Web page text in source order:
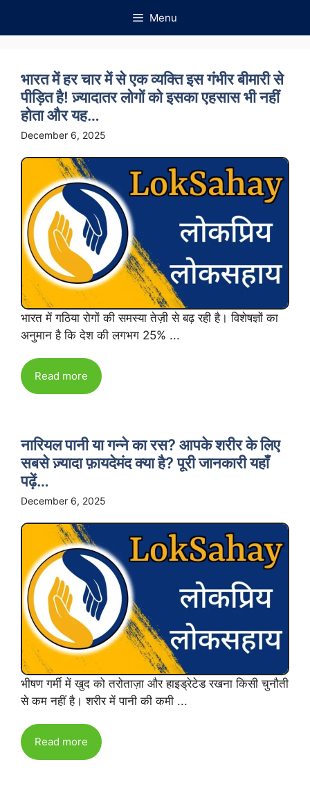
Menu
भारत में हर चार में से एक व्यक्ति इस गंभीर बीमारी से
पीड़ित है! ज़्यादातर लोगों को इसका एहसास भी नहीं
होता और यह…
December 6, 2025
भारत में गठिया रोगों की समस्या तेज़ी से बढ़ रही है। विशेषज्ञों का
अनुमान है कि देश की लगभग 25% ...
Read more
नारियल पानी या गन्ने का रस? आपके शरीर के लिए
सबसे ज़्यादा फ़ायदेमंद क्या है? पूरी जानकारी यहाँ
पढ़ें…
December 6, 2025
भीषण गर्मी में खुद को तरोताज़ा और हाइड्रेटेड रखना किसी चुनौती
से कम नहीं है। शरीर में पानी की कमी ...
Read more